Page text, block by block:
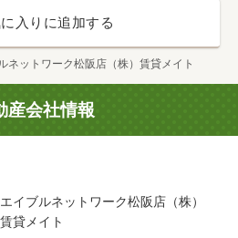
入りに追加する
ネットワーク松阪店（株）賃貸メイト
産会社情報
エイブルネットワーク松阪店（株）
賃貸メイト